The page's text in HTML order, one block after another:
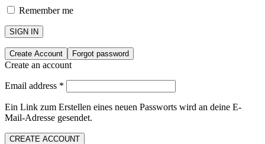
Remember me
SIGN IN
Create Account Forgot password
Create an account
Email address *
Ein Link zum Erstellen eines neuen Passworts wird an deine E-
Mail-Adresse gesendet.
CREATE ACCOUNT